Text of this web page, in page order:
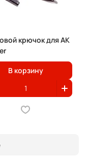
крючок для AK
В корзину